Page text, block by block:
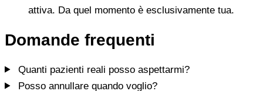
attiva. Da quel momento è esclusivamente tua.
Domande frequenti
Quanti pazienti reali posso aspettarmi?
Posso annullare quando voglio?